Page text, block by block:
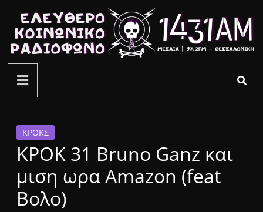
περιεχόμενο
ελεύθερο
κοινωνικό
ραδιόφωνο
1431AM
ΚΡΟΚΣ
ΚΡΟΚ 31 Bruno Ganz και
μιση ωρα Amazon (feat
Βολο)